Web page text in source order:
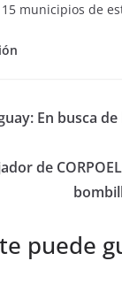
municipios de
En busca
de
puede